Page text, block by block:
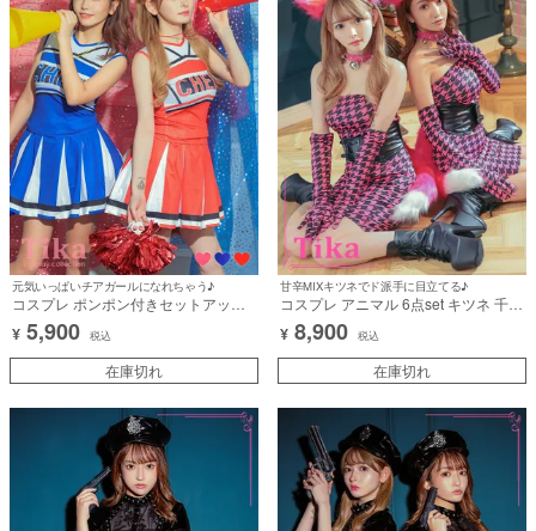
元気いっぱいチアガールになれちゃう♪
コスプレ ポンポン付きセットアップ
ツインフレアスカートアメリカンチア
ガール [3点セット] (トップス/スカー
ト/ポンポン)【ハロウィン】[tk-
¥ 5,900 税込
在庫切れ
甘辛MIXキツネでド派手に目立てる♪
コスプレ アニマル 6点set キツネ 千鳥
格子 ピンク ボディコン 個性的 (ワン
ピース/チョーカー/コルセット/耳/グロ
ーブ/しっぽ)【ハロウィン】[tk-
¥ 8,900 税込
在庫切れ